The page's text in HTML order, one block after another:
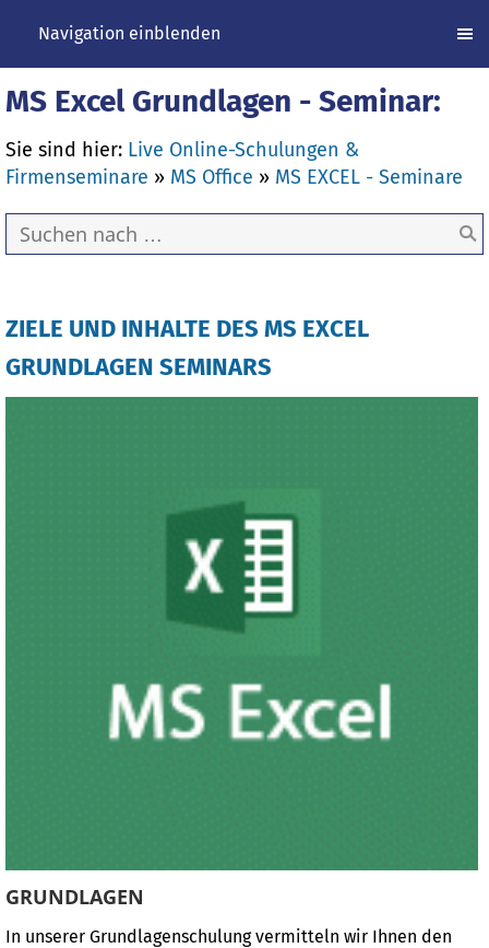
Navigation einblenden
MS Excel Grundlagen - Seminar:
Sie sind hier: Live Online-Schulungen &
Firmenseminare » MS Office » MS EXCEL - Seminare
ZIELE UND INHALTE DES MS EXCEL
GRUNDLAGEN SEMINARS
GRUNDLAGEN
In unserer Grundlagenschulung vermitteln wir Ihnen den